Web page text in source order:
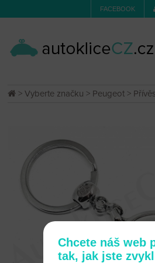
FACEBOOK
>Vyberte značku > Peugeot >
Chcete náš web
tak, jak jste